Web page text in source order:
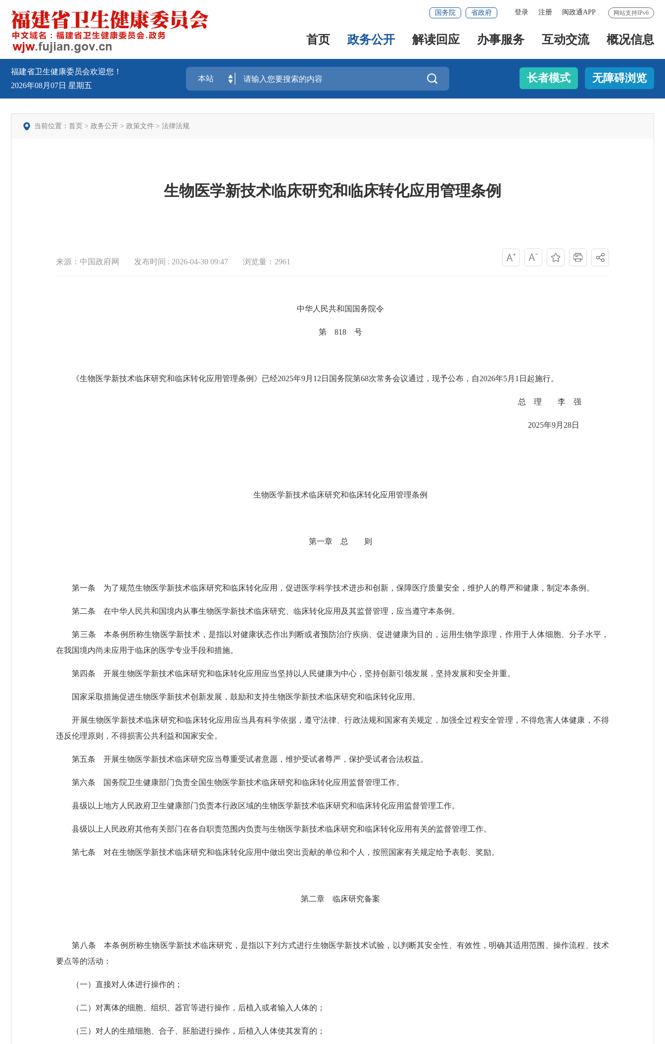
网站支持IPv6
登录 注册 闽政通APP
国务院 省政府
首页 政务公开 解读回应 办事服务 互动交流 概况信息
福建省卫生健康委员会欢迎您！
2026年08月07日 星期五
 长者模式 无障碍浏览
当前位置： 首页 > 政务公开 > 政策文件 > 法律法规
生物医学新技术临床研究和临床转化应用管理条例
来源：中国政府网 发布时间 : 2026-04-30 09:47 浏览量：2961
中华人民共和国国务院令
第 818 号
《生物医学新技术临床研究和临床转化应用管理条例》已经2025年9月12日国务院第68次常务会议通过，现予公布，自2026年5月1日起施行。
总 理 李 强
2025年9月28日
生物医学新技术临床研究和临床转化应用管理条例
第一章 总 则
第一条 为了规范生物医学新技术临床研究和临床转化应用，促进医学科学技术进步和创新，保障医疗质量安全，维护人的尊严和健康，制定本条例。
第二条 在中华人民共和国境内从事生物医学新技术临床研究、临床转化应用及其监督管理，应当遵守本条例。
第三条 本条例所称生物医学新技术，是指以对健康状态作出判断或者预防治疗疾病、促进健康为目的，运用生物学原理，作用于人体细胞、分子水平，
在我国境内尚未应用于临床的医学专业手段和措施。
第四条 开展生物医学新技术临床研究和临床转化应用应当坚持以人民健康为中心，坚持创新引领发展，坚持发展和安全并重。
国家采取措施促进生物医学新技术创新发展，鼓励和支持生物医学新技术临床研究和临床转化应用。
开展生物医学新技术临床研究和临床转化应用应当具有科学依据，遵守法律、行政法规和国家有关规定，加强全过程安全管理，不得危害人体健康，不得
违反伦理原则，不得损害公共利益和国家安全。
第五条 开展生物医学新技术临床研究应当尊重受试者意愿，维护受试者尊严，保护受试者合法权益。
第六条 国务院卫生健康部门负责全国生物医学新技术临床研究和临床转化应用监督管理工作。
县级以上地方人民政府卫生健康部门负责本行政区域的生物医学新技术临床研究和临床转化应用监督管理工作。
县级以上人民政府其他有关部门在各自职责范围内负责与生物医学新技术临床研究和临床转化应用有关的监督管理工作。
第七条 对在生物医学新技术临床研究和临床转化应用中做出突出贡献的单位和个人，按照国家有关规定给予表彰、奖励。
第二章 临床研究备案
第八条 本条例所称生物医学新技术临床研究，是指以下列方式进行生物医学新技术试验，以判断其安全性、有效性，明确其适用范围、操作流程、技术
要点等的活动：
（一）直接对人体进行操作的；
（二）对离体的细胞、组织、器官等进行操作，后植入或者输入人体的；
（三）对人的生殖细胞、合子、胚胎进行操作，后植入人体使其发育的；